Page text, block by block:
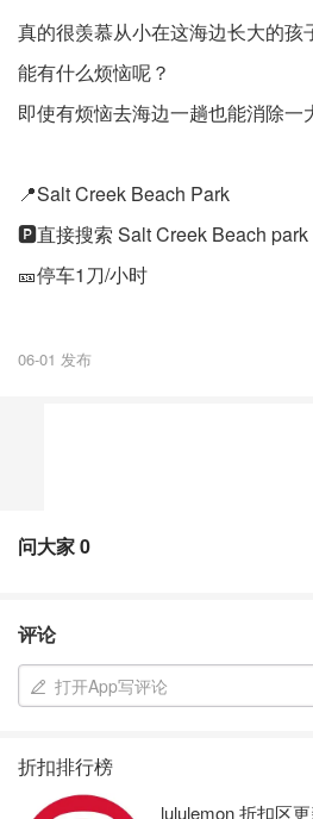
真的很羡慕从小在这海边长大的孩
能有什么烦恼呢？
即使有烦恼去海边一趟也能消除一
📍Salt Creek Beach Park
🅿️直接搜索 Salt Creek Beach park
🎫停车1刀/小时
06-01 发布
问大家0
评论
打开App写评论
折扣排行榜
lululemon 折扣区